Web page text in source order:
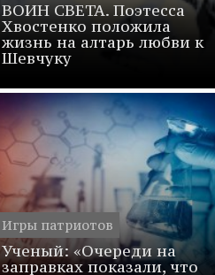
ВОИН СВЕТА. Поэтесса
Хвостенко положила
жизнь на алтарь любви к
Шевчуку
Игры патриотов
Ученый: «Очереди на
заправках показали, что